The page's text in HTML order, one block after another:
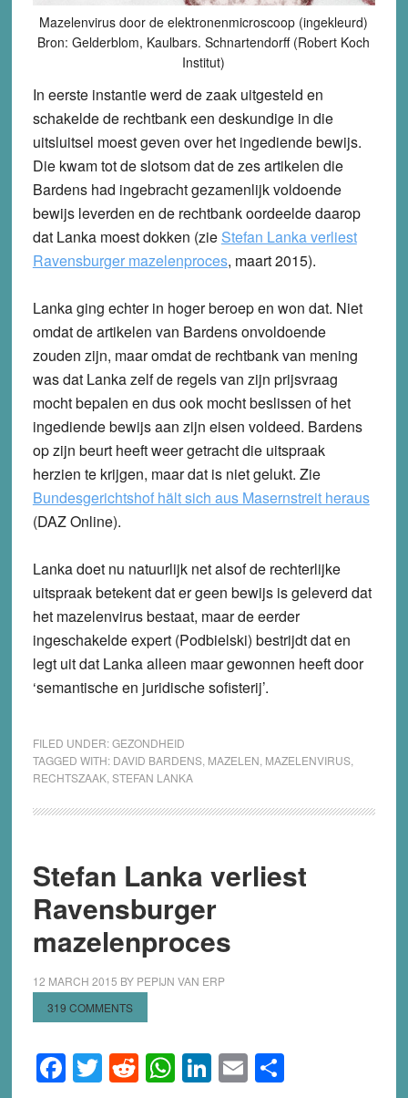
Mazelenvirus door de elektronenmicroscoop (ingekleurd)
Bron: Gelderblom, Kaulbars. Schnartendorff (Robert Koch
Institut)
In eerste instantie werd de zaak uitgesteld en
schakelde de rechtbank een deskundige in die
uitsluitsel moest geven over het ingediende bewijs.
Die kwam tot de slotsom dat de zes artikelen die
Bardens had ingebracht gezamenlijk voldoende
bewijs leverden en de rechtbank oordeelde daarop
dat Lanka moest dokken (zie Stefan Lanka verliest
Ravensburger mazelenproces, maart 2015).
Lanka ging echter in hoger beroep en won dat. Niet
omdat de artikelen van Bardens onvoldoende
zouden zijn, maar omdat de rechtbank van mening
was dat Lanka zelf de regels van zijn prijsvraag
mocht bepalen en dus ook mocht beslissen of het
ingediende bewijs aan zijn eisen voldeed. Bardens
op zijn beurt heeft weer getracht die uitspraak
herzien te krijgen, maar dat is niet gelukt. Zie
Bundesgerichtshof hält sich aus Masernstreit heraus
(DAZ Online).
Lanka doet nu natuurlijk net alsof de rechterlijke
uitspraak betekent dat er geen bewijs is geleverd dat
het mazelenvirus bestaat, maar de eerder
ingeschakelde expert (Podbielski) bestrijdt dat en
legt uit dat Lanka alleen maar gewonnen heeft door
‘semantische en juridische sofisterij’.
FILED UNDER:GEZONDHEID
TAGGED WITH: DAVID BARDENS, MAZELEN MAZELENVIRUS,
RECHTSZAAK, STEFAN LANKA
Stefan Lanka verliest
Ravensburger
mazelenproces
12 MARCH 2015 BY PEPIJN VAN ERP
319 COMMENTS
Facebook
Twitter
Reddit
WhatsApp
LinkedIn
EmailShare